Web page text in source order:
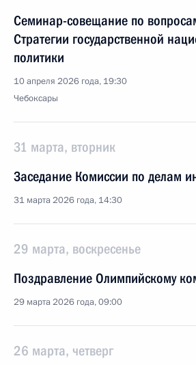
Семинар-совещание по
Стратегии государственной
политики
10 апреля 2026 года, 19:30
Чебоксары
31 марта, вторник
Заседание Комиссии по делам
31 марта 2026 года, 14:30
29 марта, воскресенье
Поздравление Олимпийскому
29 марта 2026 года, 09:00
26 марта, четверг